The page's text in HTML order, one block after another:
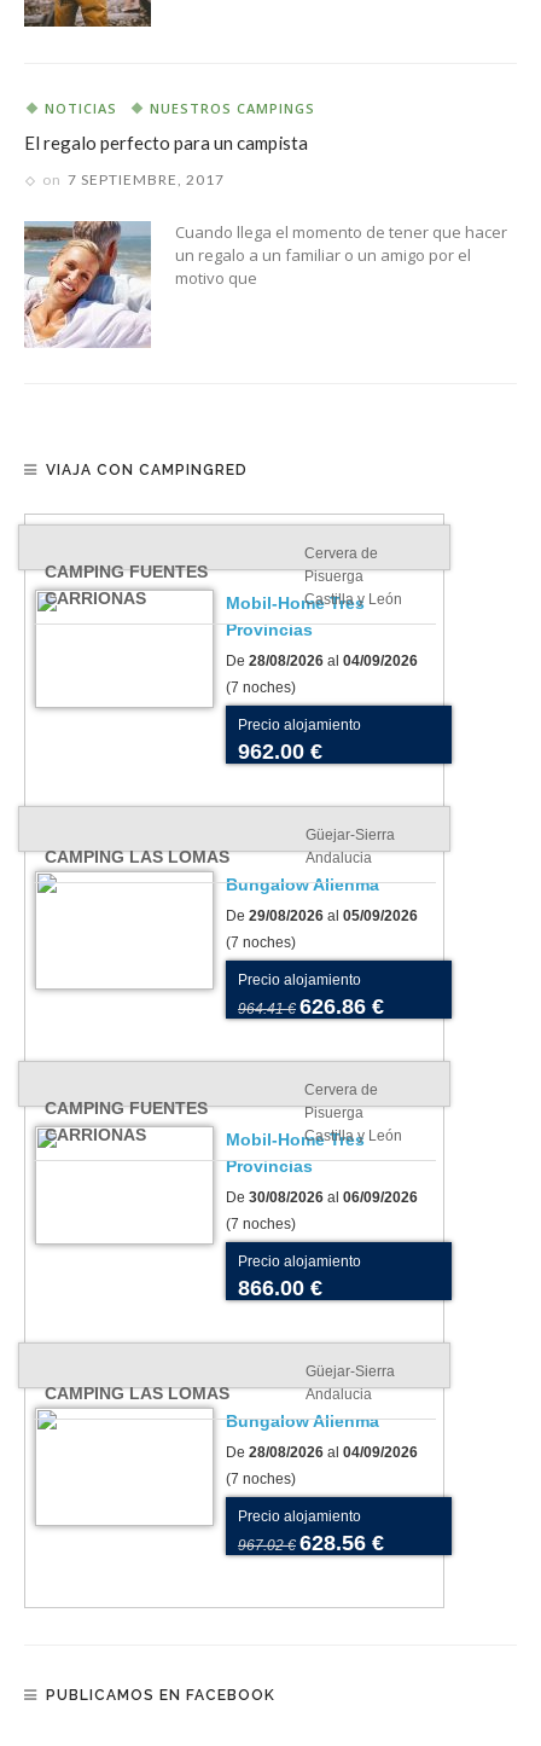
NOTICIAS NUESTROS CAMPINGS
El regalo perfecto para un campista
on 7 SEPTIEMBRE, 2017
Cuando llega el momento de tener que hacer
un regalo a un familiar o un amigo por el
motivo que
VIAJA CON CAMPINGRED
CAMPING FUENTES
CARRIONAS
Cervera de
Pisuerga
Castilla y León
Mobil-Home Tres
Provincias
De 28/08/2026 al 04/09/2026
(7 noches)
Precio alojamiento
962.00 €
CAMPING LAS LOMAS
Güejar-Sierra
Andalucia
Bungalow Alienma
De 29/08/2026 al 05/09/2026
(7 noches)
Precio alojamiento
964.41 € 626.86 €
CAMPING FUENTES
CARRIONAS
Cervera de
Pisuerga
Castilla y León
Mobil-Home Tres
Provincias
De 30/08/2026 al 06/09/2026
(7 noches)
Precio alojamiento
866.00 €
CAMPING LAS LOMAS
Güejar-Sierra
Andalucia
Bungalow Alienma
De 28/08/2026 al 04/09/2026
(7 noches)
Precio alojamiento
967.02 € 628.56 €
PUBLICAMOS EN FACEBOOK